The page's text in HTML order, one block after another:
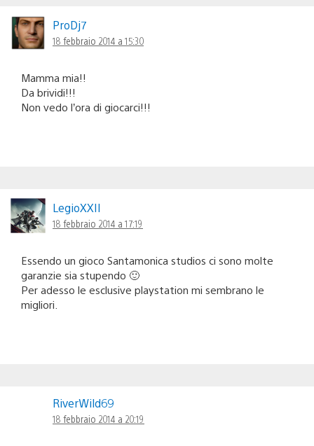
ProDj7
18 febbraio 2014 a 15:30
Mamma mia!!
Da brividi!!!
Non vedo l’ora di giocarci!!!
LegioXXII
18 febbraio 2014 a 17:19
Essendo un gioco Santamonica studios ci sono molte
garanzie sia stupendo 🙂
Per adesso le esclusive playstation mi sembrano le
migliori.
RiverWild69
18 febbraio 2014 a 20:19